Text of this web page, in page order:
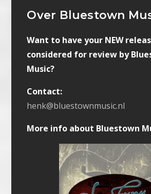
Over Bluestown
Want to have your NEW
considered for review by
Music?
Contact:
henk@bluestownmusic.nl
More info about Bluestown